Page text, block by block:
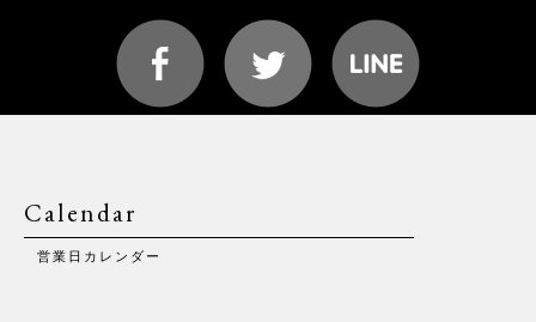
Calendar
営業日カレンダー